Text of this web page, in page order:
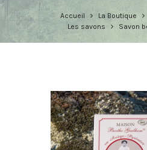
Accueil La Boutique
Les savons
Savon